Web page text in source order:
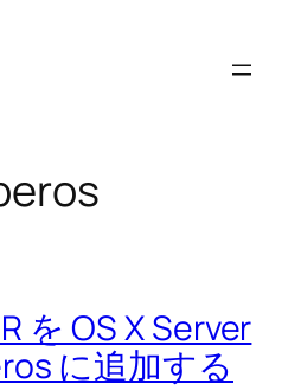
を OS X Server
に追加する